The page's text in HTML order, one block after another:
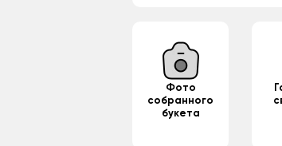
Фото
собранного
букета